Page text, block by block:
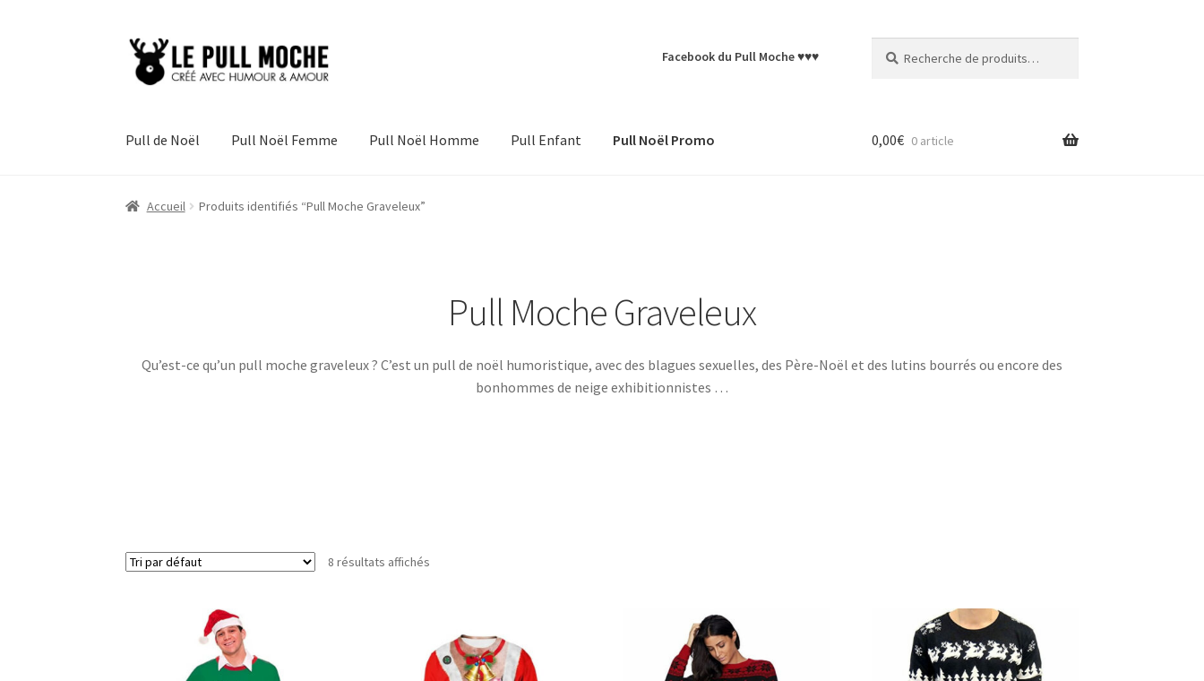
Aller
Aller
au
Facebook du Pull Moche ♥♥♥
pour :
Pull de Noël Pull Noël Femme Pull Noël Homme Pull Enfant Pull Noël Promo 0,00€ 0 article
Accueil Produits identifiés “Pull Moche Graveleux”
Pull Moche Graveleux
Qu’est-ce qu’un pull moche graveleux ? C’est un pull de noël humoristique, avec des blagues sexuelles, des Père-Noël et des lutins bourrés ou encore des
bonhommes de neige exhibitionnistes …
8 résultats affichés